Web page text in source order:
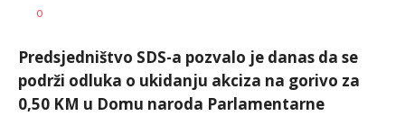
AUTOR
0
Predsjedništvo SDS-a pozvalo je danas da se
podrži odluka o ukidanju akciza na gorivo za
0,50 KM u Domu naroda Parlamentarne